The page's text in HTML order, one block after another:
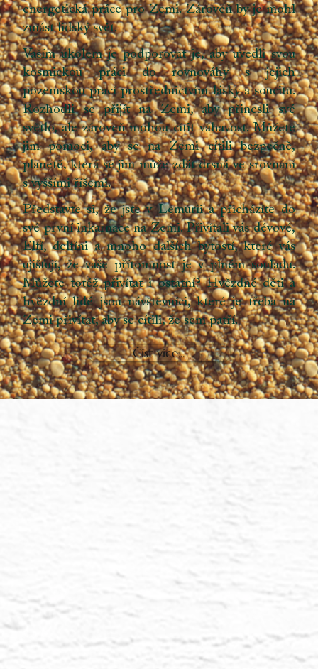
energetická práce pro Zemi. Zároveň by je mohl
zmást lidský svět.
Vaším úkolem je podporovat je, aby uvedli svou
kosmickou práci do rovnováhy s jejich
pozemskou prací prostřednictvím lásky a soucitu.
Rozhodli se přijít na Zemi, aby přinesli své
světlo, ale zároveň mohou cítit váhavost. Můžete
jim pomoci, aby se na Zemi cítili bezpečně,
planetě, která se jim může zdát drsná ve srovnání
s vyššími říšemi.
Představte si, že jste v Lemurii a přicházíte do
své první inkarnace na Zemi. Přivítali vás dévové,
Elfí, delfíni a mnoho dalších bytostí, které vás
ujišťují, že vaše přítomnost je v plném souladu.
Můžete totéž přivítat i ostatní? Hvězdné děti a
hvězdní lidé jsou návštěvníci, které je třeba na
Zemi přivítat, aby se cítili, že sem patří.
Číst více...